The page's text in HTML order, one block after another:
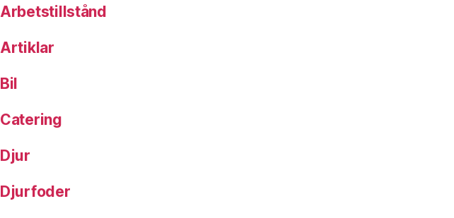
Arbetstillstånd
Artiklar
Bil
Catering
Djur
Djurfoder